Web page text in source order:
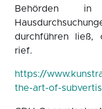
Behörden
durchführen ließ,
rief.
https://
the-art-of-